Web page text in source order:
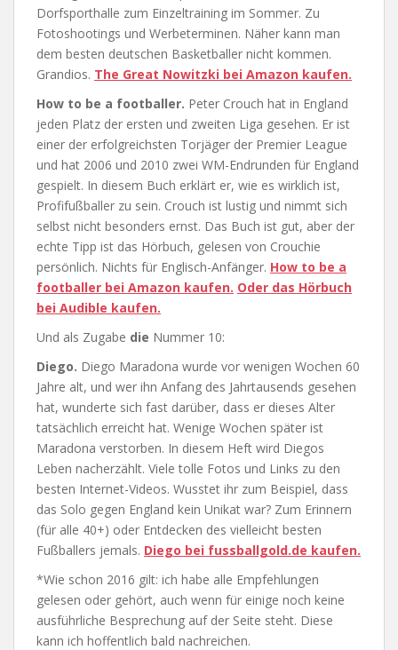
Dorfsporthalle zum Einzeltraining im Sommer. Zu
Fotoshootings und Werbeterminen. Näher kann man
dem besten deutschen Basketballer nicht kommen.
Grandios. The Great Nowitzki bei Amazon kaufen.
How to be a footballer. Peter Crouch hat in England
jeden Platz der ersten und zweiten Liga gesehen. Er ist
einer der erfolgreichsten Torjäger der Premier League
und hat 2006 und 2010 zwei WM-Endrunden für England
gespielt. In diesem Buch erklärt er, wie es wirklich ist,
Profifußballer zu sein. Crouch ist lustig und nimmt sich
selbst nicht besonders ernst. Das Buch ist gut, aber der
echte Tipp ist das Hörbuch, gelesen von Crouchie
persönlich. Nichts für Englisch-Anfänger. How to be a
footballer bei Amazon kaufen. Oder das Hörbuch
bei Audible kaufen.
Und als Zugabe die Nummer 10:
Diego. Diego Maradona wurde vor wenigen Wochen 60
Jahre alt, und wer ihn Anfang des Jahrtausends gesehen
hat, wunderte sich fast darüber, dass er dieses Alter
tatsächlich erreicht hat. Wenige Wochen später ist
Maradona verstorben. In diesem Heft wird Diegos
Leben nacherzählt. Viele tolle Fotos und Links zu den
besten Internet-Videos. Wusstet ihr zum Beispiel, dass
das Solo gegen England kein Unikat war? Zum Erinnern
(für alle 40+) oder Entdecken des vielleicht besten
Fußballers jemals. Diego bei fussballgold.de kaufen.
*Wie schon 2016 gilt: ich habe alle Empfehlungen
gelesen oder gehört, auch wenn für einige noch keine
ausführliche Besprechung auf der Seite steht. Diese
kann ich hoffentlich bald nachreichen.